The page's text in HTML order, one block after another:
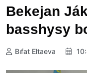
Bekejan
basshysy
Bıfat Eltaeva